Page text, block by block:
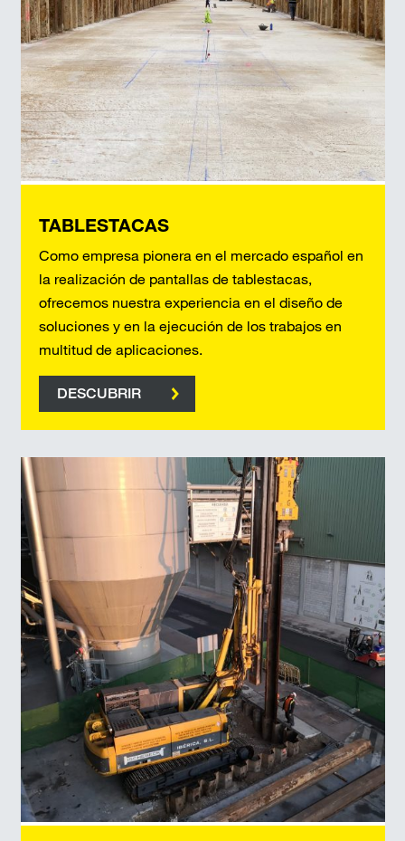
TABLESTACAS
Como empresa pionera en el mercado español en
la realización de pantallas de tablestacas,
ofrecemos nuestra experiencia en el diseño de
soluciones y en la ejecución de los trabajos en
multitud de aplicaciones.
DESCUBRIR